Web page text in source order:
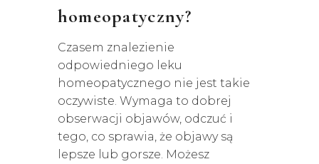
homeopatyczny?
Czasem znalezienie
odpowiedniego leku
homeopatycznego nie jest takie
oczywiste. Wymaga to dobrej
obserwacji objawów, odczuć i
tego, co sprawia, że objawy są
lepsze lub gorsze. Możesz